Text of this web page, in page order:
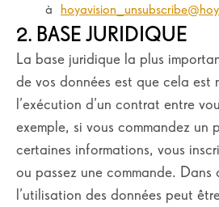
à
2. BASE JURIDIQUE
La base juridique la plus
de vos données est que cela est
l’exécution d’un contrat entre
exemple, si vous commandez un
certaines informations, vous
ou passez une commande. Dans
l’utilisation des données peut